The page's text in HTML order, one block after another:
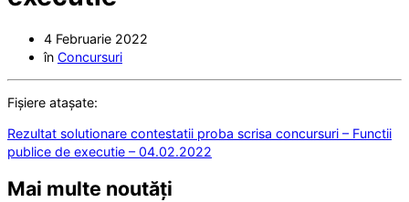
4 Februarie 2022
în Concursuri
Fișiere atașate:
Rezultat solutionare contestatii proba scrisa concursuri – Functii
publice de executie – 04.02.2022
Mai multe noutăți